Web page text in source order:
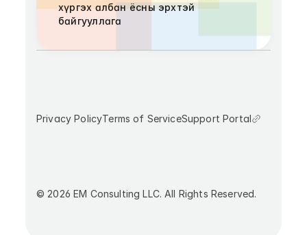
хүргэх албан ёсны эрхтэй
байгууллага
© 2026 EM Consulting LLC. All Rights Reserved.
Privacy PolicyTerms of ServiceSupport Portal